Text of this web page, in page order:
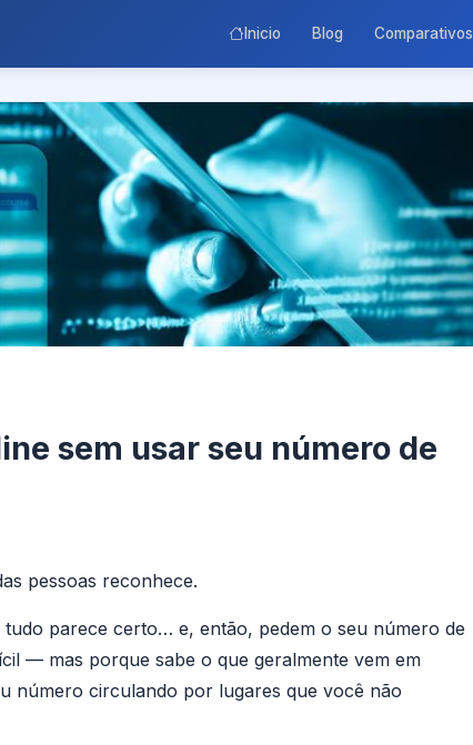
Inicio Blog Comparativos
sem usar seu número de
pessoas reconhece.
parece certo… e, então, pedem o seu número de
— mas porque sabe o que geralmente vem em
número circulando por lugares que você não